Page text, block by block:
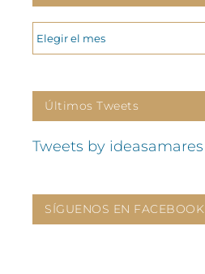
ARCHIVOS
Últimos Tweets
Tweets by ideasamares
SÍGUENOS EN FACEBOOK